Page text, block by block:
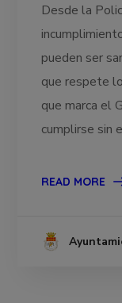
Desde la
pueden ser
que respete
que marca el
cumplirse sin
READ MORE